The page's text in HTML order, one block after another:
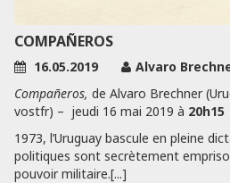
COMPAÑEROS
16.05.2019 Alvaro
Compañeros, de Alvaro Brechner
vostfr) – jeudi 16 mai 2019 à 20h15
1973, l’Uruguay bascule en pleine
politiques sont secrètement
pouvoir militaire.[...]